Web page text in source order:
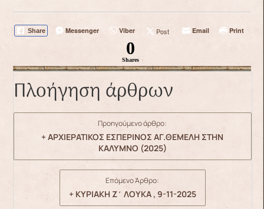
Share Messenger Viber Post Email Print
0
Shares
Πλοήγηση άρθρων
Προηγούμενο άρθρο:
+ ΑΡΧΙΕΡΑΤΙΚΟΣ ΕΣΠΕΡΙΝΟΣ ΑΓ.ΘΕΜΕΛΗ ΣΤΗΝ
ΚΑΛΥΜΝΟ (2025)
Επόμενο Άρθρο:
+ ΚΥΡΙΑΚΗ Ζ΄ ΛΟΥΚΑ , 9-11-2025